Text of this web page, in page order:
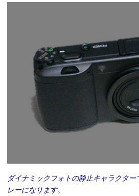
ダイナミックフォトの静止キャラクタ
レーになります。